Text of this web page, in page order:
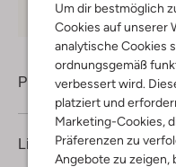
Um dir bestmöglich
Cookies auf unserer
analytische Cookies
ordnungsgemäß
verbessert wird.
platziert und
Marketing-Cookies,
Präferenzen zu
Angebote zu zeigen,
Produktinformation
Lieferung & Rückgabe